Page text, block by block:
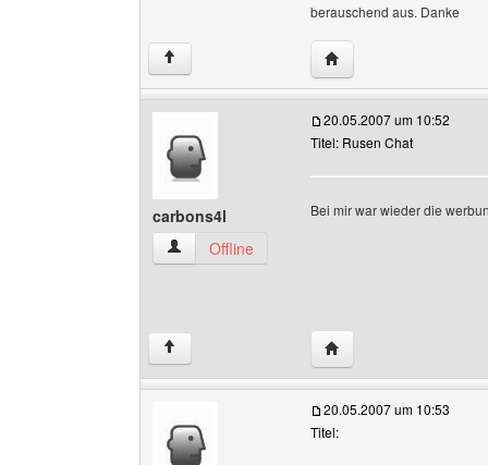
berauschend aus. Danke
↑ Website dieses
carbons4l
carbons4l Benutzer-Profile anzeigen
Offline
20.05.2007 um 10:52
Titel: Rusen Chat
Bei mir war wieder die
↑ Website dieses
20.05.2007 um 10:53
Titel: